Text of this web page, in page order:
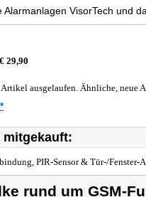
Alarmanlagen VisorTech und
€ 29,90
Artikel ausgelaufen. Ähnliche, neue
mitgekauft:
PIR-Sensor & Tür-/Fenster-
rund um GSM-